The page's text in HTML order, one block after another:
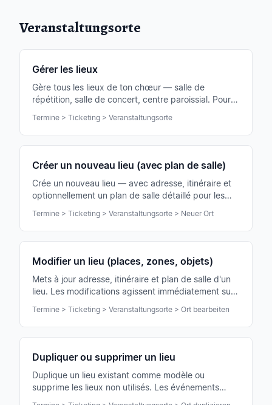
Veranstaltungsorte
Gérer les lieux
Gère tous les lieux de ton chœur — salle de
répétition, salle de concert, centre paroissial. Pour
salle.
Termine > Ticketing > Veranstaltungsorte
Créer un nouveau lieu (avec plan de salle)
Crée un nouveau lieu — avec adresse, itinéraire et
optionnellement un plan de salle détaillé pour les
Termine > Ticketing > Veranstaltungsorte > Neuer Ort
Modifier un lieu (places, zones, objets)
Mets à jour adresse, itinéraire et plan de salle d'un
lieu. Les modifications agissent immédiatement sur
Termine > Ticketing > Veranstaltungsorte > Ort bearbeiten
Dupliquer ou supprimer un lieu
Duplique un lieu existant comme modèle ou
supprime les lieux non utilisés. Les événements